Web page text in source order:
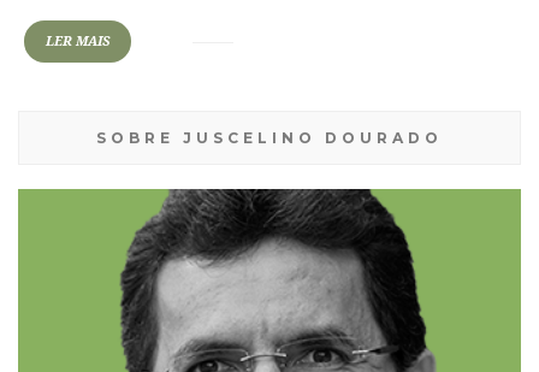
LER MAIS
SOBRE JUSCELINO DOURADO